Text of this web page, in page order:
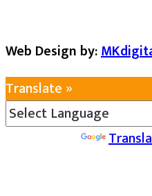
Web Design by:
Translate »